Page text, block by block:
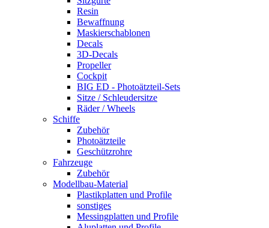
Resin
Bewaffnung
Maskierschablonen
Decals
3D-Decals
Propeller
Cockpit
BIG ED - Photoätzteil-Sets
Sitze / Schleudersitze
Räder / Wheels
Schiffe
Zubehör
Photoätzteile
Geschützrohre
Fahrzeuge
Zubehör
Modellbau-Material
Plastikplatten und Profile
sonstiges
Messingplatten und Profile